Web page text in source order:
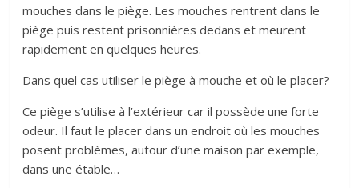
mouches dans le piège. Les mouches rentrent dans le
piège puis restent prisonnières dedans et meurent
rapidement en quelques heures.
Dans quel cas utiliser le piège à mouche et où le placer?
Ce piège s’utilise à l’extérieur car il possède une forte
odeur. Il faut le placer dans un endroit où les mouches
posent problèmes, autour d’une maison par exemple,
dans une étable…